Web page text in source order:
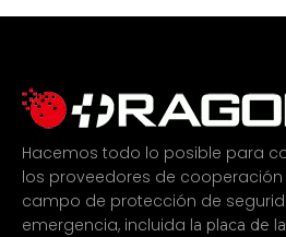
Hacemos todo lo posible para
los proveedores de
campo de protección de
emergencia, incluida la placa de